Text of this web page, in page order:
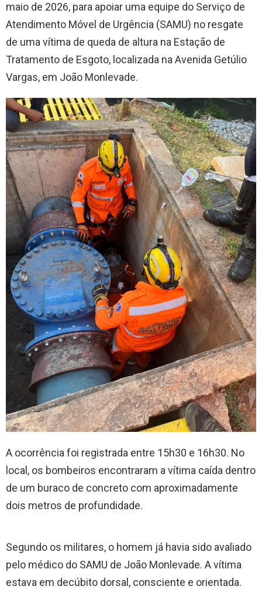
maio de 2026, para apoiar uma equipe do Serviço de
Atendimento Móvel de Urgência (SAMU) no resgate
de uma vítima de queda de altura na Estação de
Tratamento de Esgoto, localizada na Avenida Getúlio
Vargas, em João Monlevade.
A ocorrência foi registrada entre 15h30 e 16h30. No
local, os bombeiros encontraram a vítima caída dentro
de um buraco de concreto com aproximadamente
dois metros de profundidade.
Segundo os militares, o homem já havia sido avaliado
pelo médico do SAMU de João Monlevade. A vítima
estava em decúbito dorsal, consciente e orientada.